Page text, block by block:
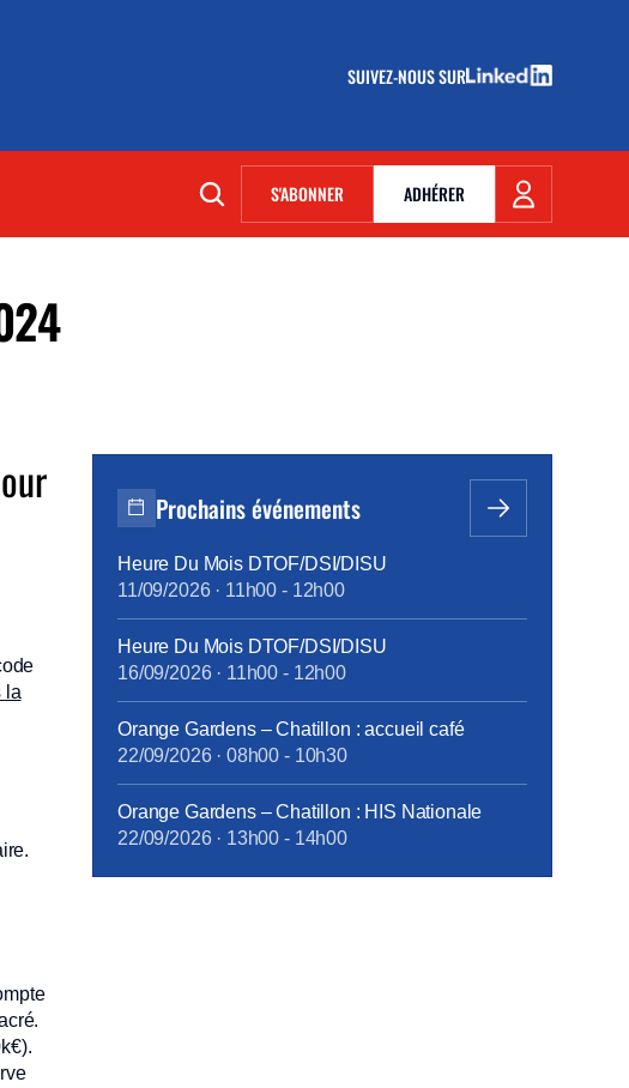
SUIVEZ-NOUS SUR
(NOUVELLE FENÊTRE)
S'ABONNER(NOUVELLE FENÊTRE)
ADHÉRER
la
Prochains événements
Heure Du Mois DTOF/DSI/DISU
11/09/2026· 11h00 - 12h00
Heure Du Mois DTOF/DSI/DISU
16/09/2026· 11h00 - 12h00
Orange Gardens – Chatillon : accueil café
22/09/2026· 08h00 - 10h30
Orange Gardens – Chatillon : HIS Nationale
22/09/2026· 13h00 - 14h00